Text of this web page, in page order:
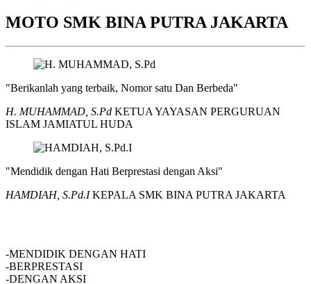
MOTO SMK BINA PUTRA JAKARTA
"Berikanlah yang terbaik, Nomor satu Dan Berbeda"
H. MUHAMMAD, S.Pd KETUA YAYASAN PERGURUAN
ISLAM JAMIATUL HUDA
"Mendidik dengan Hati Berprestasi dengan Aksi"
HAMDIAH, S.Pd.IKEPALA SMK BINA PUTRA JAKARTA
-MENDIDIK DENGAN HATI
-BERPRESTASI
-DENGAN AKSI